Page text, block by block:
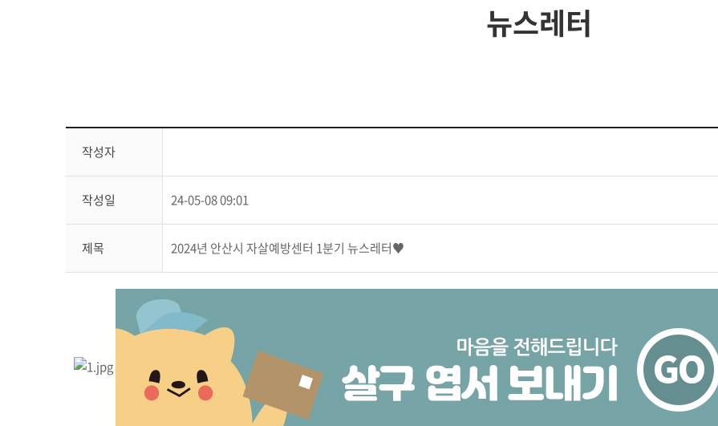
뉴스레터
작성자
작성일 24-05-08 09:01
제목 2024년 안산시 자살예방센터 1분기 뉴스레터♥